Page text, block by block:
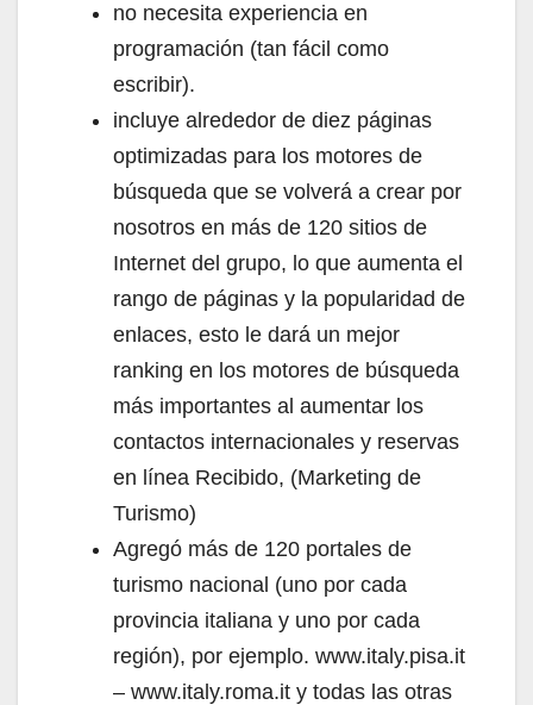
no necesita experiencia en
programación (tan fácil como
escribir).
incluye alrededor de diez páginas
optimizadas para los motores de
búsqueda que se volverá a crear por
nosotros en más de 120 sitios de
Internet del grupo, lo que aumenta el
rango de páginas y la popularidad de
enlaces, esto le dará un mejor
ranking en los motores de búsqueda
más importantes al aumentar los
contactos internacionales y reservas
en línea Recibido, (Marketing de
Turismo)
Agregó más de 120 portales de
turismo nacional (uno por cada
provincia italiana y uno por cada
región), por ejemplo. www.italy.pisa.it
– www.italy.roma.it y todas las otras